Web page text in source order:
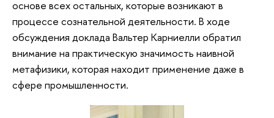
основе всех остальных, которые возникают в
процессе сознательной деятельности. В ходе
обсуждения доклада Вальтер Карниелли обратил
внимание на практическую значимость наивной
метафизики, которая находит применение даже в
сфере промышленности.